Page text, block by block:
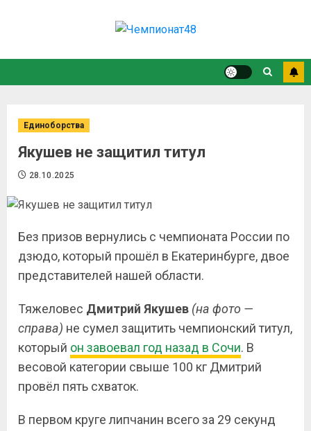
Единоборства
Якушев не защитил титул
28.10.2025
Без призов вернулись с чемпионата России по
дзюдо, который прошёл в Екатеринбурге, двое
представителей нашей области.
Тяжеловес Дмитрий Якушев (на фото —
справа) не сумел защитить чемпионский титул,
который он завоевал год назад в Сочи. В
весовой категории свыше 100 кг Дмитрий
провёл пять схваток.
В первом круге липчанин всего за 29 секунд